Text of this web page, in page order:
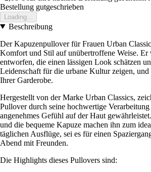
Bestellung gutgeschrieben
Loading...
Beschreibung
Der Kapuzenpullover für Frauen Urban
Komfort und Stil auf unübertroffene Weise. Er
entworfen, die einen lässigen Look schätzen
Leidenschaft für die urbane Kultur zeigen,
Ihrer Garderobe.
Hergestellt von der Marke Urban Classics,
Pullover durch seine hochwertige Verarbeitung
angenehmes Gefühl auf der Haut
und die bequeme Kapuze machen ihn zum
täglichen Ausflüge, sei es für einen
Abend mit Freunden.
Die Highlights dieses Pullovers sind: